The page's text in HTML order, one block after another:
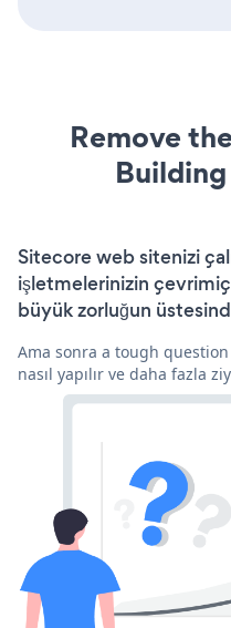
Remove
Sitecore web sitenizi
işletmelerinizin
büyük zorluğun
Ama sonra a tough
nasıl yapılır ve daha fazla